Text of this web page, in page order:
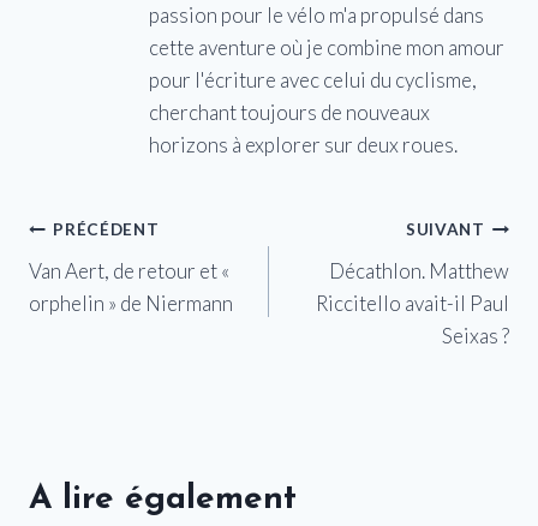
passion pour le vélo m'a propulsé dans
cette aventure où je combine mon amour
pour l'écriture avec celui du cyclisme,
cherchant toujours de nouveaux
horizons à explorer sur deux roues.
Navigation
de
PRÉCÉDENT
Van Aert, de retour et «
orphelin » de Niermann
SUIVANT
Décathlon. Matthew
Riccitello avait-il Paul
Seixas ?
A lire également